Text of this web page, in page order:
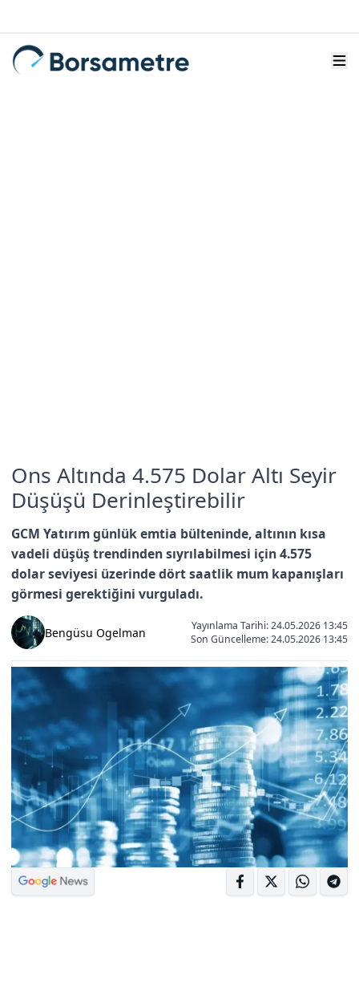
Ons Altında 4.575 Dolar Altı Seyir
Düşüşü Derinleştirebilir
GCM Yatırım günlük emtia bülteninde, altının kısa
vadeli düşüş trendinden sıyrılabilmesi için 4.575
dolar seviyesi üzerinde dört saatlik mum kapanışları
görmesi gerektiğini vurguladı.
Bengüsu Ogelman
Yayınlama Tarihi: 24.05.2026 13:45
Son Güncelleme:24.05.2026 13:45